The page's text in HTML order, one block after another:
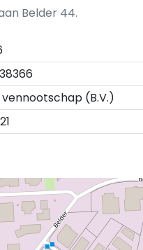
Belder 44.
(B.V.)